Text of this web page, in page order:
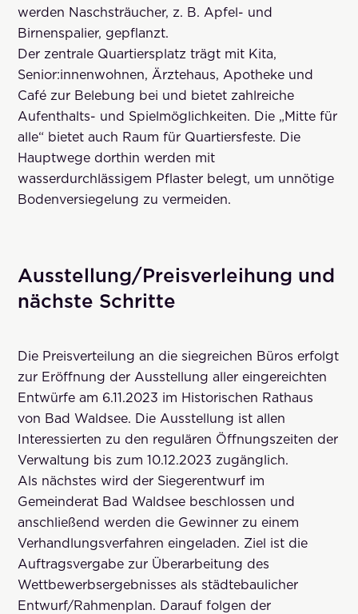
werden Naschsträucher, z. B. Apfel- und
Birnenspalier, gepflanzt.
Der zentrale Quartiersplatz trägt mit Kita,
Senior:innenwohnen, Ärztehaus, Apotheke und
Café zur Belebung bei und bietet zahlreiche
Aufenthalts- und Spielmöglichkeiten. Die „Mitte für
alle“ bietet auch Raum für Quartiersfeste. Die
Hauptwege dorthin werden mit
wasserdurchlässigem Pflaster belegt, um unnötige
Bodenversiegelung zu vermeiden.
Ausstellung/Preisverleihung und
nächste Schritte
Die Preisverteilung an die siegreichen Büros erfolgt
zur Eröffnung der Ausstellung aller eingereichten
Entwürfe am 6.11.2023 im Historischen Rathaus
von Bad Waldsee. Die Ausstellung ist allen
Interessierten zu den regulären Öffnungszeiten der
Verwaltung bis zum 10.12.2023 zugänglich.
Als nächstes wird der Siegerentwurf im
Gemeinderat Bad Waldsee beschlossen und
anschließend werden die Gewinner zu einem
Verhandlungsverfahren eingeladen. Ziel ist die
Auftragsvergabe zur Überarbeitung des
Wettbewerbsergebnisses als städtebaulicher
Entwurf/Rahmenplan. Darauf folgen der